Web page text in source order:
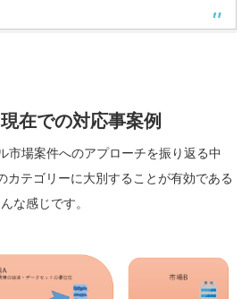
在での対応事案例
市場案件へのアプローチを振り返る中
カテゴリーに大別することが有効である
な感じです。